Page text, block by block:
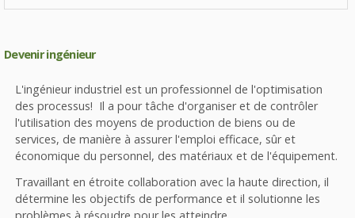
Devenir ingénieur
L'ingénieur industriel est un professionnel de l'optimisation
des processus! Il a pour tâche d'organiser et de contrôler
l'utilisation des moyens de production de biens ou de
services, de manière à assurer l'emploi efficace, sûr et
économique du personnel, des matériaux et de l'équipement.
Travaillant en étroite collaboration avec la haute direction, il
détermine les objectifs de performance et il solutionne les